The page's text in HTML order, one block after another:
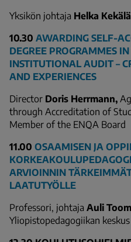
Yksikön johtaja Helka
10.30 AWARDING SELF-
DEGREE PROGRAMMES
INSTITUTIONAL AUDIT –
AND EXPERIENCES
Director Doris Herrmann,
through Accreditation of
Member of the ENQA Board
11.00 OSAAMISEN JA
ARVIOINNIN
LAATUTYÖLLE
Professori, johtaja Auli Toom
Yliopistopedagogiikan